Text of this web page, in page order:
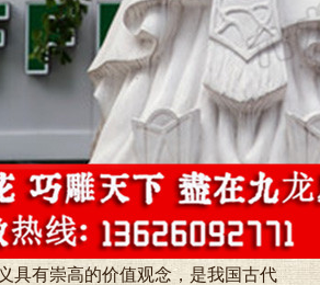
具有崇高的价值观念，是我国古代